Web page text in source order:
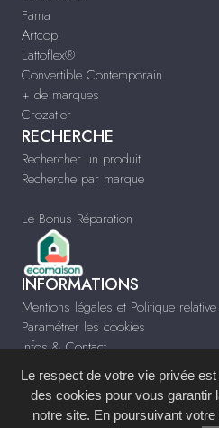
Fama
Artcopi
Lattoflex®
Convertible Contemporain
+ de marques
Crozatier
RECHERCHE
Rechercher un produit
Recherche par marque
Le Bonus Réparation
INFORMATIONS
Mentions légales et Politique
Paramétrer les cookies
Infos & Contact
Site réalisé avec leSystème de Gestion
Le respect de votre vie privée
des cookies pour vous garantir
notre site. En poursuivant